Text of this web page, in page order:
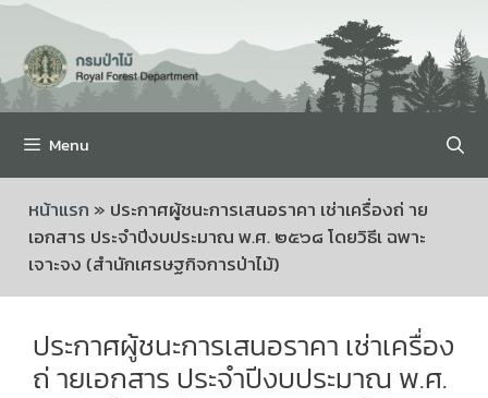
Menu
หน้าแรก » ประกาศผู้ชนะการเสนอราคา เช่าเครื่องถ่ าย
เอกสาร ประจำปีงบประมาณ พ.ศ. ๒๕๖๘ โดยวิธีเ ฉพาะ
เจาะจง (สำนักเศรษฐกิจการป่าไม้)
ประกาศผู้ชนะการเสนอราคา เช่าเครื่อง
ถ่ ายเอกสาร ประจำปีงบประมาณ พ.ศ.